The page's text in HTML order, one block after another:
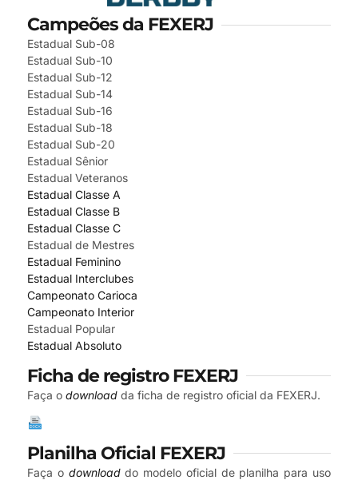
Campeões da FEXERJ
Estadual Sub-08
Estadual Sub-10
Estadual Sub-12
Estadual Sub-14
Estadual Sub-16
Estadual Sub-18
Estadual Sub-20
Estadual Sênior
Estadual Veteranos
Estadual Classe A
Estadual Classe B
Estadual Classe C
Estadual de Mestres
Estadual Feminino
Estadual Interclubes
Campeonato Carioca
Campeonato Interior
Estadual Popular
Estadual Absoluto
Ficha de registro FEXERJ
Faça o download da ficha de registro oficial da FEXERJ.
Planilha Oficial FEXERJ
Faça o downloaddo modelo oficial de planilha para uso